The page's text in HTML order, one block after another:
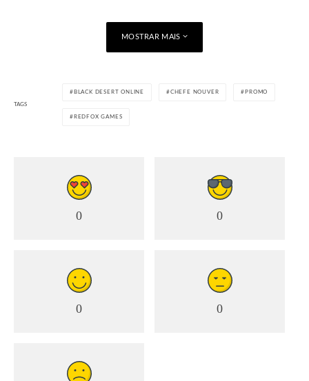
MOSTRAR MAIS
TAGS
BLACK DESERT ONLINE CHEFE NOUVER PROMO
REDFOX GAMES
0 0
0 0